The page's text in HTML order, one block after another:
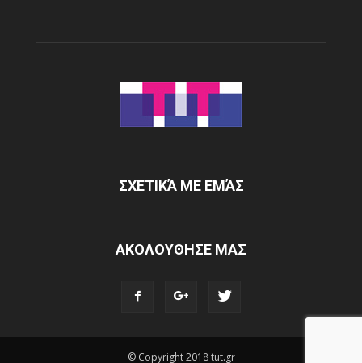
ΣΧΕΤΙΚΆ ΜΕ ΕΜΆΣ
ΑΚΟΛΟΥΘΗΣΕ ΜΑΣ
© Copyright 2018 tut.gr